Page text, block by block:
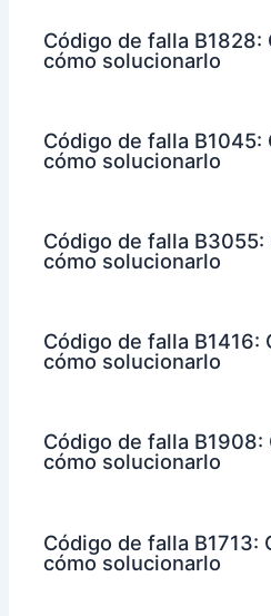
Código de falla
cómo solucionarlo
Código de falla
cómo solucionarlo
Código de falla
cómo solucionarlo
Código de falla B1416:
cómo solucionarlo
Código de falla
cómo solucionarlo
Código de falla B1713:
cómo solucionarlo